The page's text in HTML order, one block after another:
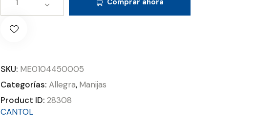
SKU: ME0104450005
Categorías: Allegra, Manijas
Product ID: 28308
CANTOL